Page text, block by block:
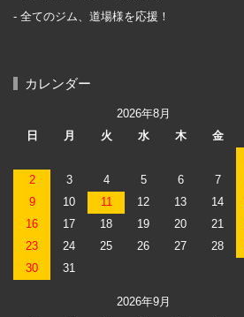
全てのジム、道場様を応援！
カレンダー
2026年8月
日
月 火 水 木 金
2
3 4 5 6 7
9
10 11 12 13 14
16
17 18 19 20 21
23
24 25 26 27 28
30
31
2026年9月